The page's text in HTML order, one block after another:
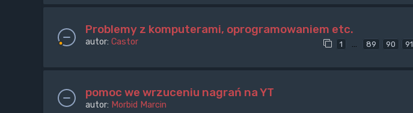
Problemy z komputerami, oprogramowaniem etc.
autor: Castor 1 … 89 90 91
pomoc we wrzuceniu nagrań na YT
autor: Morbid Marcin